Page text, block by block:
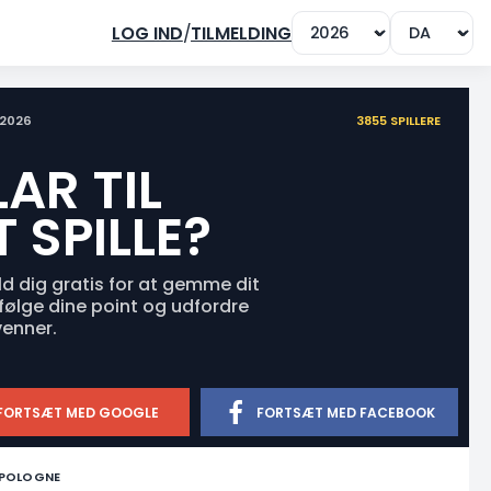
LOG IND/TILMELDING
3855 SPILLERE
TIL
SPILLE?
dig gratis for at gemme dit
dine point og udfordre
MED GOOGLE FORTSÆT MED FACEBOOK